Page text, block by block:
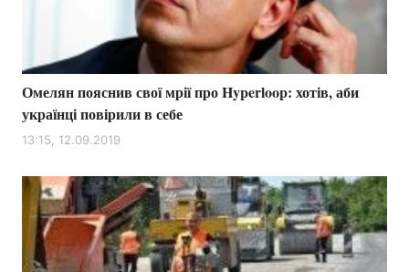
Тема оформлення
Омелян пояснив свої мрії про Hyperloop: хотів, аби
українці повірили в себе
13:15, 12.09.2019